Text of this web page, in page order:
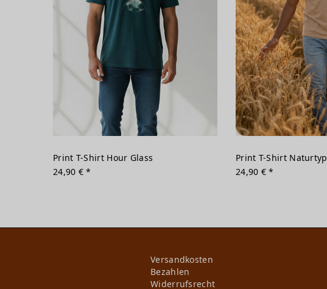
Print T-Shirt Hour Glass
24,90 € *
Print T-Shirt Naturtyp
24,90 € *
Versandkosten
Bezahlen
Widerrufs­recht